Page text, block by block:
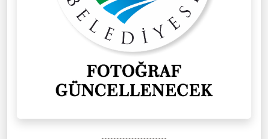
Meclis Gündemi
Faliyet Raporları
......................